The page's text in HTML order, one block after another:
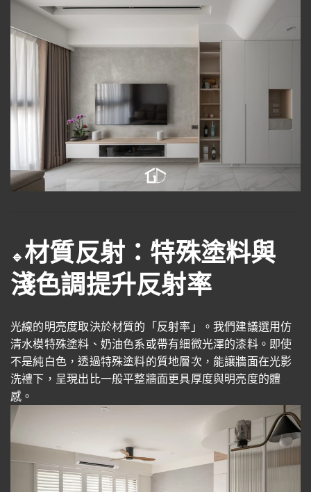
🔹材質反射：特殊塗料與
淺色調提升反射率
光線的明亮度取決於材質的「反射率」。我們建議選用仿
清水模特殊塗料、奶油色系或帶有細微光澤的漆料。即使
不是純白色，透過特殊塗料的質地層次，能讓牆面在光影
洗禮下，呈現出比一般平整牆面更具厚度與明亮度的體
感。